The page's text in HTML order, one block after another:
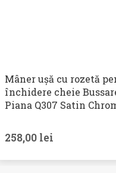
Mâner ușă cu rozetă
închidere cheie
Piana Q307 Satin
258,00 lei